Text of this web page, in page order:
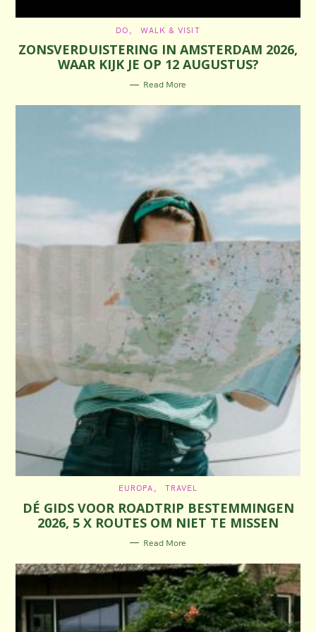
C
T
E
G
R
I
S
DO WALK & VISIT
ZONSVERDUISTERING IN AMSTERDAM 2026,
WAAR KIJK JE OP 12 AUGUSTUS?
Read More
T
E
G
O
R
I
S
EUROPA TRAVEL
DÉ GIDS VOOR ROADTRIP BESTEMMINGEN
2026, 5 X ROUTES OM NIET TE MISSEN
Read More